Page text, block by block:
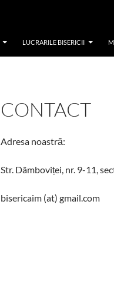
LUCRARILE BISERICII
CONTACT
Adresa noastră:
Str. Dâmboviței, nr. 9-11,
bisericaim (at) gmail.com